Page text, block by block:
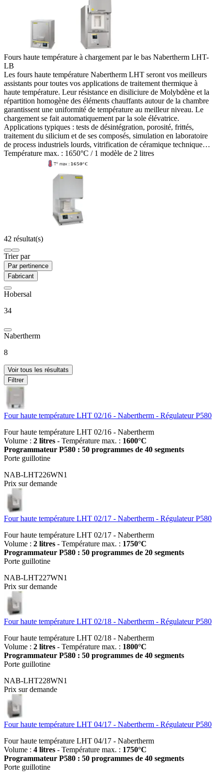
Fours haute température à chargement par le bas Nabertherm LHT-
LB
Les fours haute température Nabertherm LHT seront vos meilleurs
assistants pour toutes vos applications de traitement thermique à
haute température. Leur résistance en disiliciure de Molybdène et la
répartition homogène des éléments chauffants autour de la chambre
garantissent une uniformité de température au meilleur niveau. Le
chargement se fait automatiquement par la sole élévatrice.
Applications typiques : tests de désintégration, porosité, frittés,
traitement du silicium et de ses composés, simulation en laboratoire
de process industriels lourds, vitrification de céramique technique…
Température max. : 1650°C / 1 modèle de 2 litres
42 résultat(s)
Trier par
Par pertinence
Fabricant
Hobersal
34
Nabertherm
8
Voir tous les résultats
Filtrer
Four haute température LHT 02/16 - Nabertherm - Régulateur P580
Four haute température LHT 02/16 - Nabertherm
Volume : 2 litres - Température max. : 1600°C
Programmateur P580 : 50 programmes de 40 segments
Porte guillotine
NAB-LHT226WN1
Prix sur demande
Four haute température LHT 02/17 - Nabertherm - Régulateur P580
Four haute température LHT 02/17 - Nabertherm
Volume : 2 litres - Température max. : 1750°C
Programmateur P580 : 50 programmes de 20 segments
Porte guillotine
NAB-LHT227WN1
Prix sur demande
Four haute température LHT 02/18 - Nabertherm - Régulateur P580
Four haute température LHT 02/18 - Nabertherm
Volume : 2 litres - Température max. : 1800°C
Programmateur P580 : 50 programmes de 40 segments
Porte guillotine
NAB-LHT228WN1
Prix sur demande
Four haute température LHT 04/17 - Nabertherm - Régulateur P580
Four haute température LHT 04/17 - Nabertherm
Volume : 4 litres - Température max. : 1750°C
Programmateur P580 : 50 programmes de 40 segments
Porte guillotine